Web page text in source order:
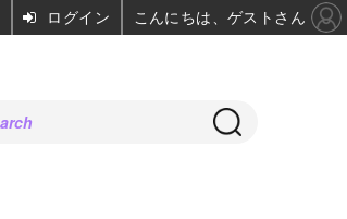
ログイン こんにちは、ゲストさん